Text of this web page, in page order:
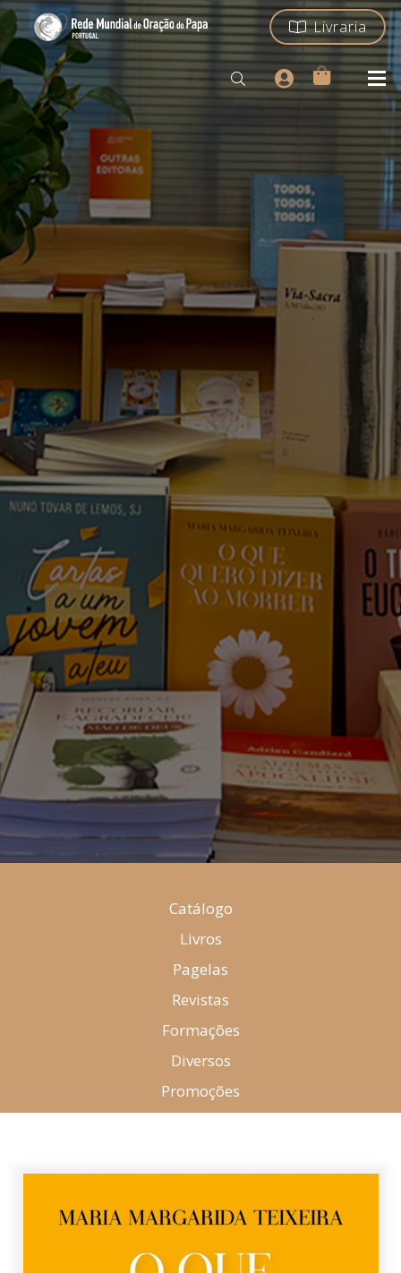
Livraria
Catálogo
Livros
Pagelas
Revistas
Formações
Diversos
Promoções